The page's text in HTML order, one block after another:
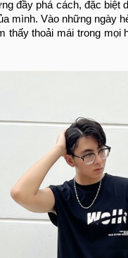
đầy phá cách, đặc biệt
mình. Vào những ngày
thấy thoải mái trong mọi